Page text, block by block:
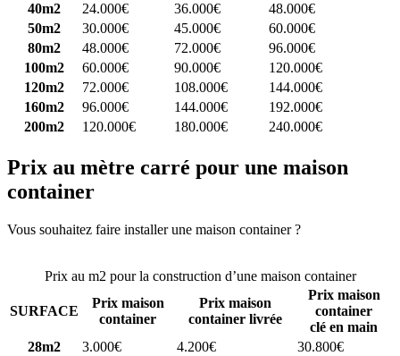
40m2
24.000€ 36.000€
48.000€
50m2
30.000€ 45.000€
60.000€
80m2
48.000€ 72.000€
96.000€
100m2
60.000€ 90.000€
120.000€
120m2
72.000€ 108.000€
144.000€
160m2
96.000€ 144.000€
192.000€
200m2
120.000€ 180.000€ 240.000€
Prix au mètre carré pour une maison
container
Vous souhaitez faire installer une maison container ?
Prix au m2 pour la construction d’une maison container
SURFACE
Prix maison
container
Prix maison
container livrée
Prix maison
container
clé en main
28m2
3.000€ 4.200€
30.800€